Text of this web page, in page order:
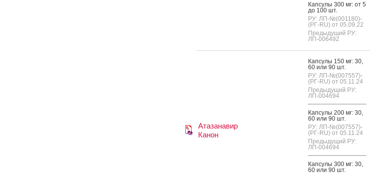
Кап­су­лы 300 мг: от 5
до 100 шт.
РУ: ЛП-№(001180)-
(РГ-RU) от 05.09.22
Предыдущий РУ:
ЛП-006492
Атазанавир
Канон
Кап­су­лы 150 мг: 30,
60 или 90 шт.
РУ: ЛП-№(007557)-
(РГ-RU) от 05.11.24
Предыдущий РУ:
ЛП-004694
Кап­су­лы 200 мг: 30,
60 или 90 шт.
РУ: ЛП-№(007557)-
(РГ-RU) от 05.11.24
Предыдущий РУ:
ЛП-004694
Кап­су­лы 300 мг: 30,
60 или 90 шт.